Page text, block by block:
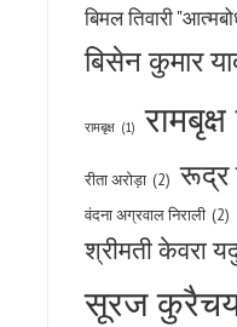
बिमल तिवारी
बिसेन कुमार
रामबृक्ष (1)
रीता अरोड़ा (2) रूद्र
वंदना अग्रवाल निराली (2)
श्रीमती केवरा
सूरज